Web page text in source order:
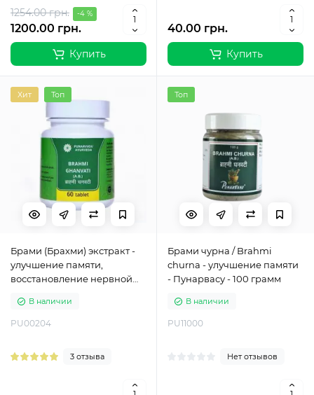
1254.00 грн. -4 %
1200.00 грн.
Купить
40.00 грн.
Купить
Хит Топ
Брами (Брахми) экстракт -
улучшение памяти,
восстановление нервной
Пунарвасу - 60 таб
В наличии
PU00204
3 отзыва
Топ
Брами чурна / Brahmi
churna - улучшение памяти
- Пунарвасу - 100 грамм
В наличии
PU11000
Нет отзывов